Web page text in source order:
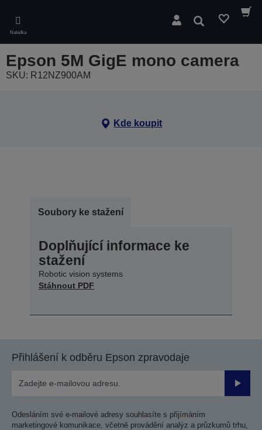
main
content
Nabídka
Hledat
Epson 5M GigE mono camera
SKU: R12NZ900AM
Kde koupit
Soubory ke stažení
Doplňující informace ke
stažení
Robotic vision systems
Stáhnout PDF
Přihlášení k odběru Epson zpravodaje
Odesláním své e-mailové adresy souhlasíte s přijímáním
marketingové komunikace, včetně provádění analýz a průzkumů trhu,